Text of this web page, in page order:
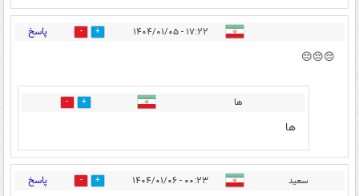
۱۷:۲۲ - ۱۴۰۴/۰۱/۰۵ 1 پاسخ
😔😔😔
ها 0
ها
سعید ۰۰:۲۳ - ۱۴۰۴/۰۱/۰۶ 6 پاسخ